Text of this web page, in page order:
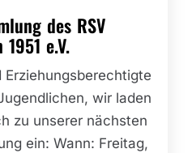
des RSV
e.V.
wir laden
zu unserer nächsten
ein: Wann: Freitag,